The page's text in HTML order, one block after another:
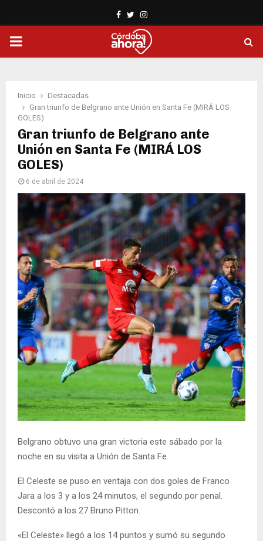
Facebook
TwitterInstagram
PRIMARY
Inicio
Destacadas
Gran triunfo de Belgrano ante Unión en Santa Fe (MIRÁ LOS
GOLES)
Gran triunfo de Belgrano ante
Unión en Santa Fe (MIRÁ LOS
GOLES)
6 de abril de 2024
Belgrano obtuvo una gran victoria este sábado por la
noche en su visita a Unión de Santa Fe.
El Celeste se puso en ventaja con dos goles de Franco
Jara a los 3 y a los 24 minutos, el segundo por penal.
Descontó a los 27 Bruno Pitton.
«El Celeste» llegó a los 14 puntos y sumó su segundo